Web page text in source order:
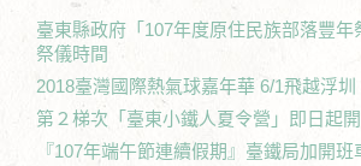
臺東縣政府「107年度原住民族部落豐年
祭儀時間
2018臺灣國際熱氣球嘉年華 6/1飛越浮圳
第２梯次「臺東小鐵人夏令營」即日起
『107年端午節連續假期』臺鐵局加開班